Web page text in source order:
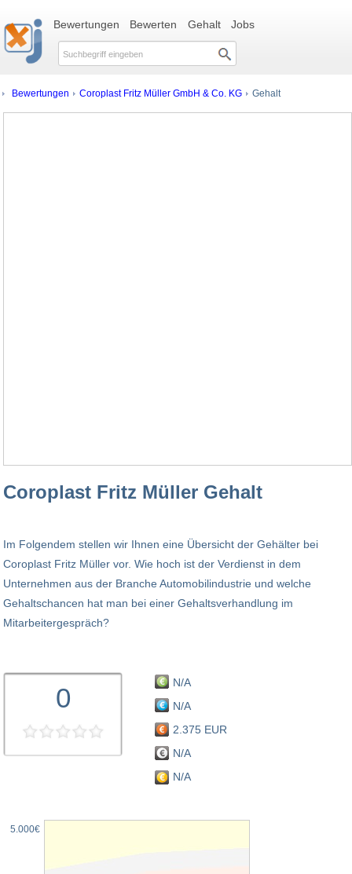
Bewertungen Bewerten Gehalt Jobs
Bewertungen Coroplast Fritz Müller GmbH & Co. KG Gehalt
Coroplast Fritz Müller Gehalt
Im Folgendem stellen wir Ihnen eine Übersicht der Gehälter bei
Coroplast Fritz Müller vor. Wie hoch ist der Verdienst in dem
Unternehmen aus der Branche Automobilindustrie und welche
Gehaltschancen hat man bei einer Gehaltsverhandlung im
Mitarbeitergespräch?
0
N/A
N/A
2.375 EUR
N/A
N/A
5.000€